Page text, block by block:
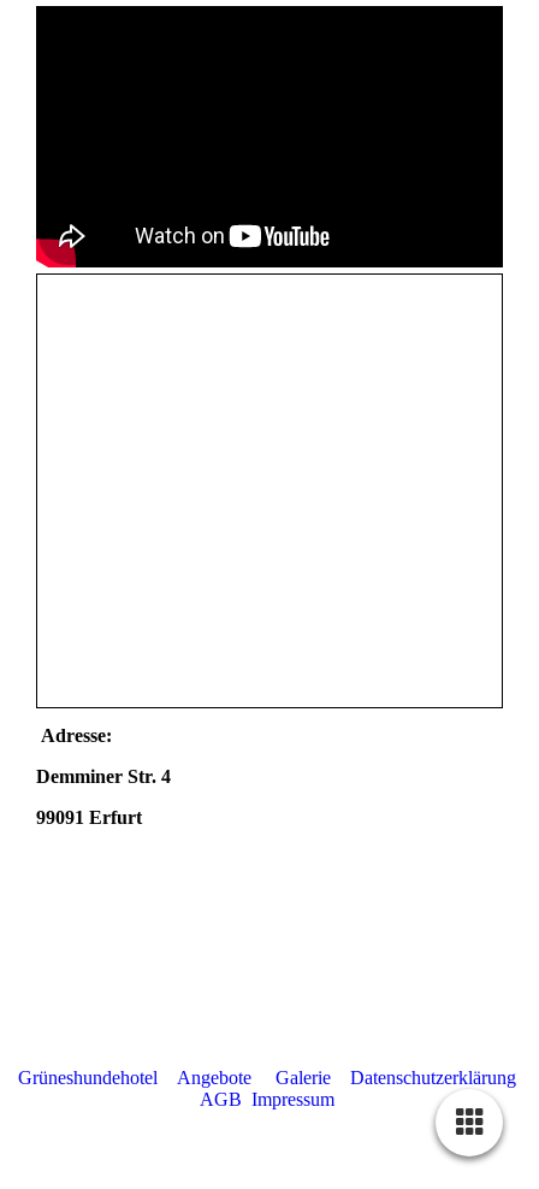
Adresse:
Demminer Str. 4
99091 Erfurt
Grüneshundehotel Angebote Galerie
Datenschutzerklärung
AGB Impressum